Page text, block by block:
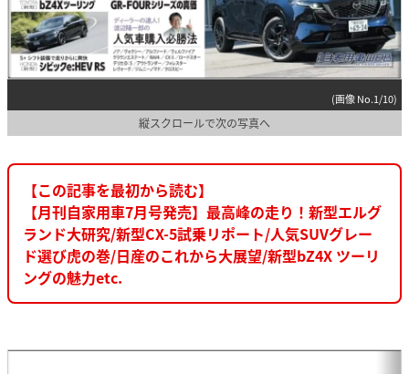
(画像 No.1/10)
縦スクロールで次の写真へ
【この記事を最初から読む】
【月刊自家用車7月号発売】最高峰の走り！新型エルグ
ランド大研究/新型CX-5試乗リポート/人気SUVグレー
ド選び虎の巻/日産のこれから大展望/新型bZ4X ツーリ
ングの魅力etc.